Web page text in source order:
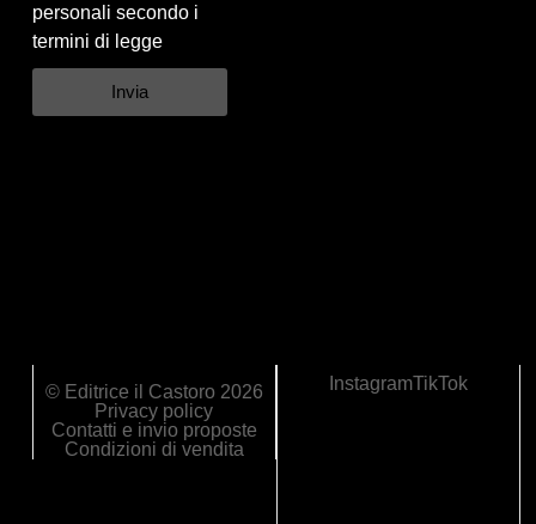
personali secondo i
termini di legge
Invia
© Editrice il Castoro 2026
Privacy policy
Contatti e invio proposte
Condizioni di vendita
InstagramTikTok